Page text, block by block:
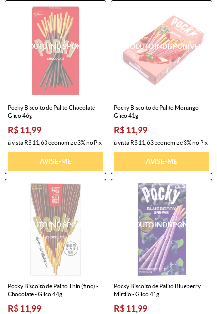
Pocky Biscoito de Palito Chocolate -
Glico 46g
R$ 11,99
à vista R$ 11,63economize3%no Pix
AVISE-ME
Pocky Biscoito de Palito Morango -
Glico 41g
R$ 11,99
à vista R$ 11,63economize3%no Pix
AVISE-ME
Pocky Biscoito de Palito Thin (fino) -
Chocolate - Glico 44g
R$ 11,99
Pocky Biscoito de Palito Blueberry
Mirtilo - Glico 41g
R$ 11,99